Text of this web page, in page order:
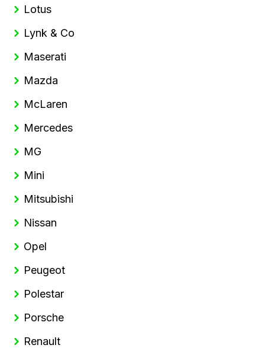
Lotus
Lynk & Co
Maserati
Mazda
McLaren
Mercedes
MG
Mini
Mitsubishi
Nissan
Opel
Peugeot
Polestar
Porsche
Renault